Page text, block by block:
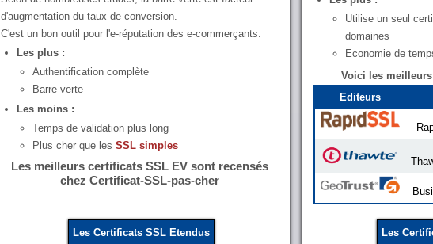
d'augmentation du taux de conversion.
C'est un bon outil pour l'e-réputation des e-commerçants.
Les plus :
Authentification complète
Barre verte
Les moins :
Temps de validation plus long
Plus cher que les SSL simples
Les meilleurs certificats SSL EV sont recensés
chez Certificat-SSL-pas-cher
Les Certificats SSL Etendus
Utilise un seul
domaines
Economie de
Voici les
Editeurs
Les